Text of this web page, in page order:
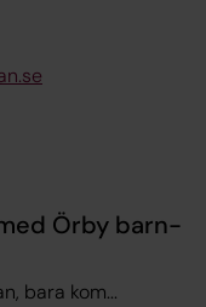
Örby barn-
bara kom...